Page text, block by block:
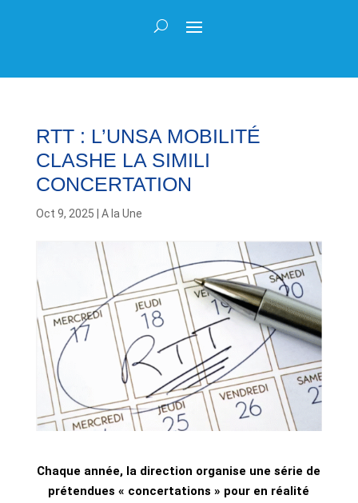
RTT : L’UNSA MOBILITÉ
CLASHE LA SIMILI
CONCERTATION
Oct 9, 2025 A la Une
Chaque année, la direction organise une série de
prétendues « concertations » pour en réalité